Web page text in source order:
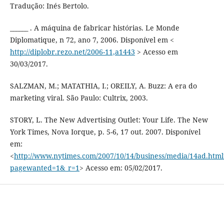
Tradução: Inés Bertolo.
______ . A máquina de fabricar histórias. Le Monde
Diplomatique, n 72, ano 7, 2006. Disponível em <
http://diplobr.rezo.net/2006-11,a1443 > Acesso em
30/03/2017.
SALZMAN, M.; MATATHIA, I.; OREILY, A. Buzz: A era do
marketing viral. São Paulo: Cultrix, 2003.
STORY, L. The New Advertising Outlet: Your Life. The New
York Times, Nova Iorque, p. 5-6, 17 out. 2007. Disponível
em:
<http://www.nytimes.com/2007/10/14/business/media/
pagewanted=1&_r=1 > Acesso em: 05/02/2017.